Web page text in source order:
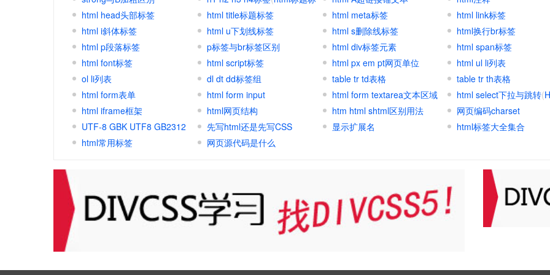
签)
html head头部标签
html title标题标签 html meta标签
html link标签
html i斜体标签
html u下划线标签 html s删除线标签
html换行br标签
html p段落标签
p标签与br标签区别 html div标签元素
html span标签
html font标签
html script标签 html px em pt网页单位
html ul li列表
ol li列表
dl dt dd标签组 table tr td表格
table tr th表格
html form表单
html form input html form textarea文本区域 html select下拉与跳转(
select)
html iframe框架 html网页结构 htm html shtml区别用法
网页编码charset
UTF-8 GBK UTF8 GB2312
区别联系
先写html还是先写CSS 显示扩展名
html标签大全集合
html常用标签
网页源代码是什么